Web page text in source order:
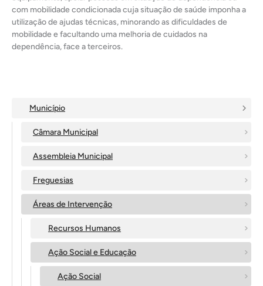
Município
Câmara Municipal
Assembleia Municipal
Freguesias
Áreas de Intervenção
Recursos Humanos
Ação Social e Educação
Ação Social
com mobilidade condicionada cuja situação de saúde imponha a
utilização de ajudas técnicas, minorando as dificuldades de
mobilidade e facultando uma melhoria de cuidados na
dependência, face a terceiros.